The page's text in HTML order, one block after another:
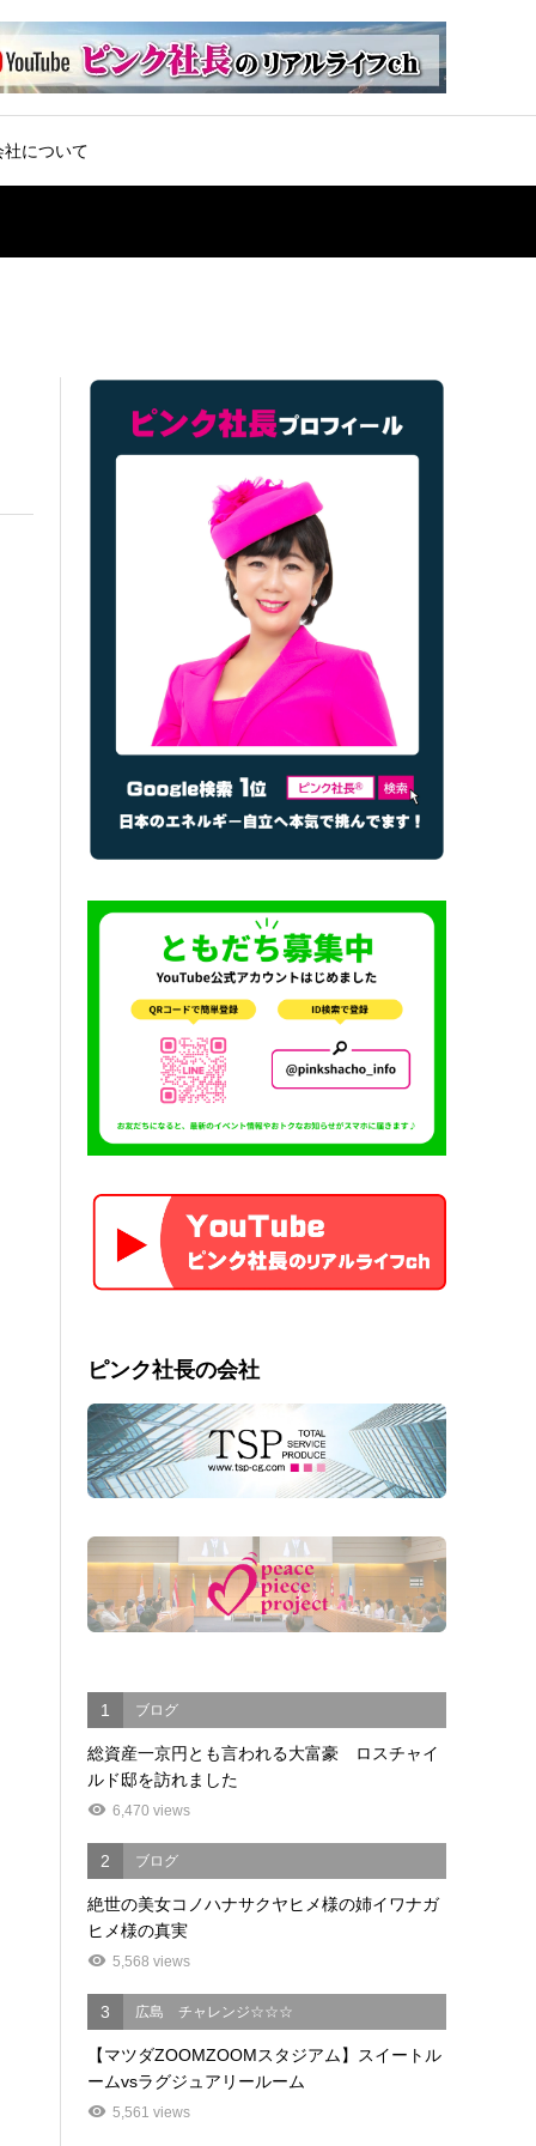
社について
ピンク社長の会社
1 ブログ
総資産一京円とも言われる大富豪 ロスチャイ
ルド邸を訪れました
6,470 views
2 ブログ
絶世の美女コノハナサクヤヒメ様の姉イワナガ
ヒメ様の真実
5,568 views
3 広島 チャレンジ☆☆☆
【マツダZOOMZOOMスタジアム】スイートル
ームvsラグジュアリールーム
5,561 views